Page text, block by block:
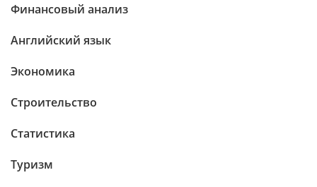
Финансовый анализ
Английский язык
Экономика
Строительство
Статистика
Туризм